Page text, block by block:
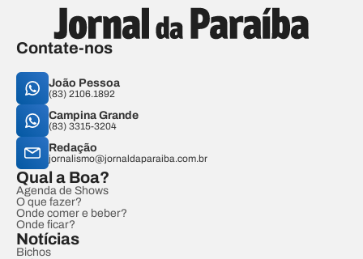
Contate-nos
João Pessoa
(83) 2106.1892
Campina Grande
(83) 3315-3204
Redação
jornalismo@jornaldaparaiba.com.br
Qual a Boa?
Agenda de Shows
O que fazer?
Onde comer e beber?
Onde ficar?
Notícias
Bichos